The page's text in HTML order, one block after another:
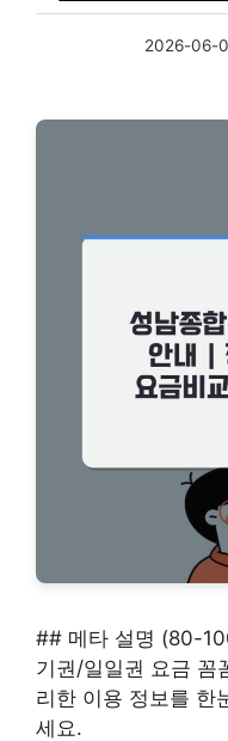
2026-06-
## 메타 설명 (80-
기권/일일권 요금 꼼
리한 이용 정보를 한
세요.